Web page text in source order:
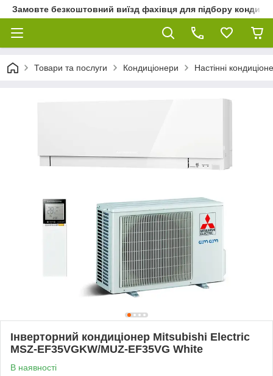
Замовте безкоштовний виїзд фахівця для підбору
Товари та послуги Кондиціонери Настінні
Інверторний кондиціонер Mitsubishi Electric
MSZ-EF35VGKW/MUZ-EF35VG White
В наявності